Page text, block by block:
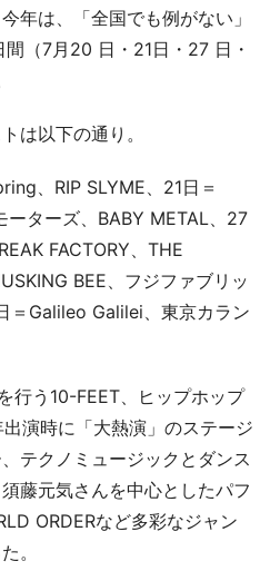
年は、「全国でも例がない」
（7月20 日・21日・27 日・
は以下の通り。
、RIP SLYME、21日＝
ーターズ、BABY METAL、27
FACTORY、THE
BEE、フジファブリッ
＝Galileo Galilei、東京カラン
行う10-FEET、ヒップホップ
演時に「大熱演」のステージ
テクノミュージックとダンス
藤元気さんを中心としたパフ
ORDERなど多彩なジャン
。